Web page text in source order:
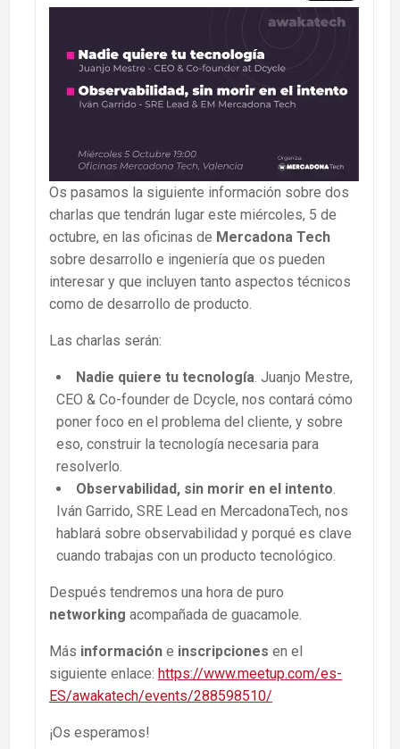
Os pasamos la siguiente información sobre dos
charlas que tendrán lugar este miércoles, 5 de
octubre, en las oficinas de Mercadona Tech
sobre desarrollo e ingeniería que os pueden
interesar y que incluyen tanto aspectos técnicos
como de desarrollo de producto.
Las charlas serán:
Nadie quiere tu tecnología. Juanjo Mestre,
CEO & Co-founder de Dcycle, nos contará cómo
poner foco en el problema del cliente, y sobre
eso, construir la tecnología necesaria para
resolverlo.
Observabilidad, sin morir en el intento.
Iván Garrido, SRE Lead en MercadonaTech, nos
hablará sobre observabilidad y porqué es clave
cuando trabajas con un producto tecnológico.
Después tendremos una hora de puro
networking acompañada de guacamole.
Más información e inscripciones en el
siguiente enlace: https://www.meetup.com/es-
ES/awakatech/events/288598510/
¡Os esperamos!